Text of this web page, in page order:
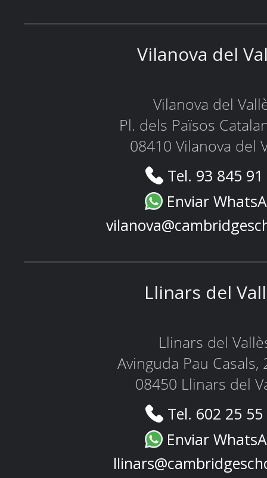
Vilanova del
Vilanova del
Pl. dels Països
08410 Vilanova del
Tel. 93 845
Enviar
Llinars del
Llinars del
Avinguda Pau Casals,
08450 Llinars del
Tel. 602 25
Enviar